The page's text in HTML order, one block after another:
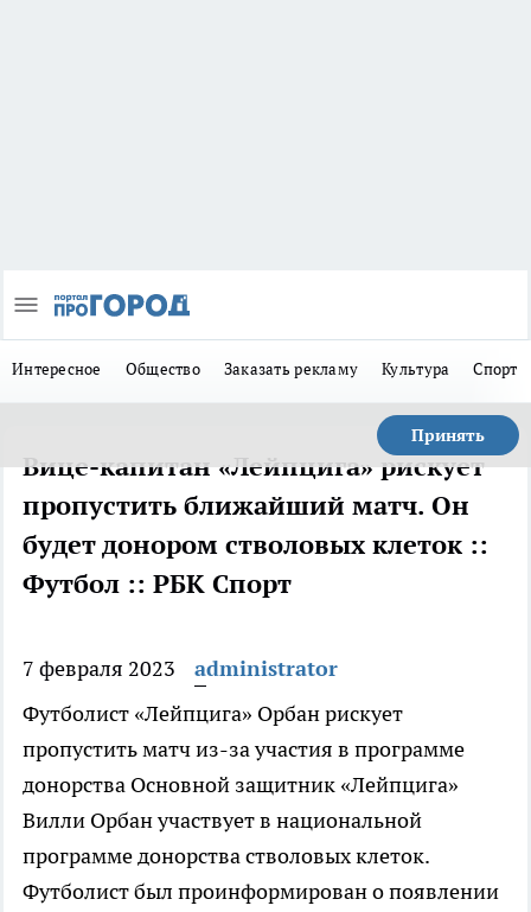
Интересное Общество Заказать рекламу Культура Спорт
Принять
Вице-капитан «Лейпцига» рискует
пропустить ближайший матч. Он
будет донором стволовых клеток ::
Футбол :: РБК Спорт
7 февраля 2023
administrator
Футболист «Лейпцига» Орбан рискует
пропустить матч из-за участия в программе
донорства Основной защитник «Лейпцига»
Вилли Орбан участвует в национальной
программе донорства стволовых клеток.
Футболист был проинформирован о появлении